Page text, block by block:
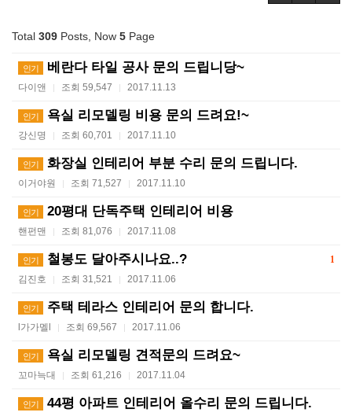
Total 309 Posts, Now 5 Page
인기 베란다 타일 공사 문의 드립니당~
다이앤 | 조회 59,547 | 2017.11.13
인기 욕실 리모델링 비용 문의 드려요!~
강신명 | 조회 60,701 | 2017.11.10
인기 화장실 인테리어 부분 수리 문의 드립니다.
이거야원 | 조회 71,527 | 2017.11.10
인기 20평대 단독주택 인테리어 비용
핸펀맨 | 조회 81,076 | 2017.11.08
1
인기 철봉도 달아주시나요..?
김진호 | 조회 31,521 | 2017.11.06
인기 주택 테라스 인테리어 문의 합니다.
l가가멜l | 조회 69,567 | 2017.11.06
인기 욕실 리모델링 견적문의 드려요~
꼬마늑대 | 조회 61,216 | 2017.11.04
인기 44평 아파트 인테리어 올수리 문의 드립니다.